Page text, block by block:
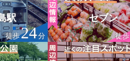
駅
徒歩24分
セブン
徒歩